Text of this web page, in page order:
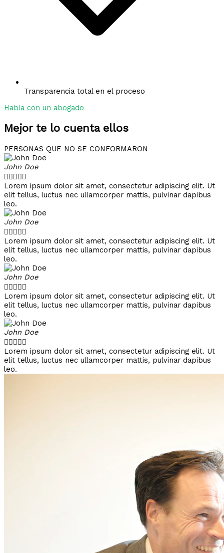
Transparencia total en el proceso
Habla con un abogado
Mejor te lo cuenta ellos
PERSONAS QUE NO SE CONFORMARON
John Doe

Lorem ipsum dolor sit amet, consectetur adipiscing elit. Ut
elit tellus, luctus nec ullamcorper mattis, pulvinar dapibus
leo.
John Doe

Lorem ipsum dolor sit amet, consectetur adipiscing elit. Ut
elit tellus, luctus nec ullamcorper mattis, pulvinar dapibus
leo.
John Doe

Lorem ipsum dolor sit amet, consectetur adipiscing elit. Ut
elit tellus, luctus nec ullamcorper mattis, pulvinar dapibus
leo.
John Doe

Lorem ipsum dolor sit amet, consectetur adipiscing elit. Ut
elit tellus, luctus nec ullamcorper mattis, pulvinar dapibus
leo.